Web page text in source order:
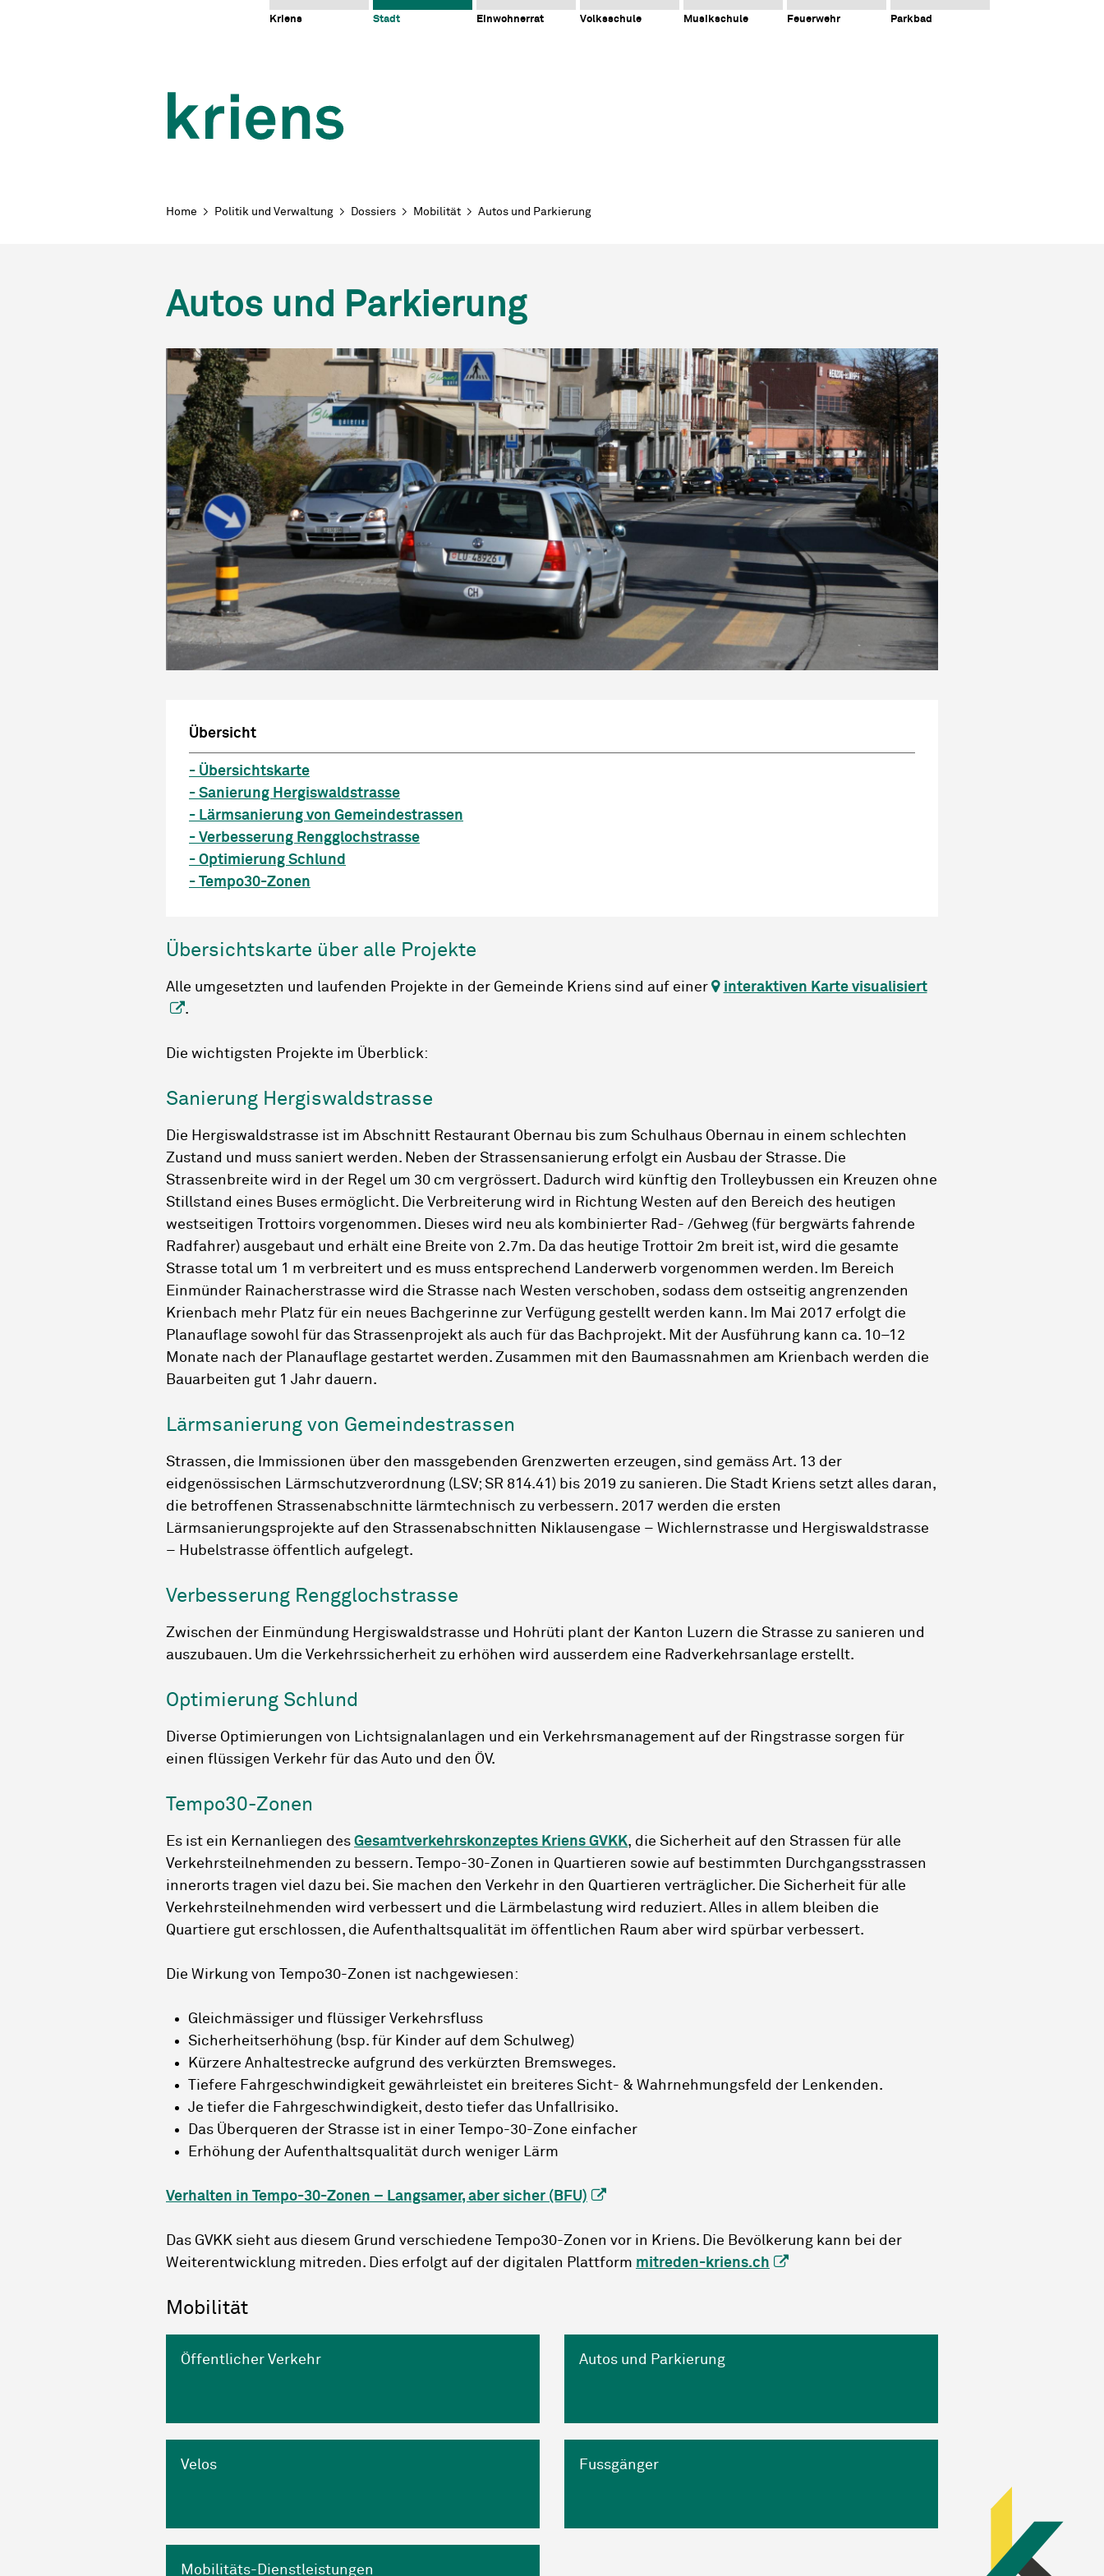
Navigieren in Kriens
Kriens Stadt Einwohnerrat Volksschule Musikschule Feuerwehr Parkbad
Breadcrumb
Home Politik und Verwaltung Dossiers Mobilität Autos und Parkierung
Autos und Parkierung
Übersicht
- Übersichtskarte
- Sanierung Hergiswaldstrasse
- Lärmsanierung von Gemeindestrassen
- Verbesserung Rengglochstrasse
- Optimierung Schlund
- Tempo30-Zonen
Übersichtskarte über alle Projekte
Alle umgesetzten und laufenden Projekte in der Gemeinde Kriens sind auf einer
interaktiven Karte visualisiert
.
Die wichtigsten Projekte im Überblick:
Sanierung Hergiswaldstrasse
Die Hergiswaldstrasse ist im Abschnitt Restaurant Obernau bis zum Schulhaus Obernau in einem schlechten
Zustand und muss saniert werden. Neben der Strassensanierung erfolgt ein Ausbau der Strasse. Die
Strassenbreite wird in der Regel um 30 cm vergrössert. Dadurch wird künftig den Trolleybussen ein Kreuzen ohne
Stillstand eines Buses ermöglicht. Die Verbreiterung wird in Richtung Westen auf den Bereich des heutigen
westseitigen Trottoirs vorgenommen. Dieses wird neu als kombinierter Rad- /Gehweg (für bergwärts fahrende
Radfahrer) ausgebaut und erhält eine Breite von 2.7m. Da das heutige Trottoir 2m breit ist, wird die gesamte
Strasse total um 1 m verbreitert und es muss entsprechend Landerwerb vorgenommen werden. Im Bereich
Einmünder Rainacherstrasse wird die Strasse nach Westen verschoben, sodass dem ostseitig angrenzenden
Krienbach mehr Platz für ein neues Bachgerinne zur Verfügung gestellt werden kann. Im Mai 2017 erfolgt die
Planauflage sowohl für das Strassenprojekt als auch für das Bachprojekt. Mit der Ausführung kann ca. 10–12
Monate nach der Planauflage gestartet werden. Zusammen mit den Baumassnahmen am Krienbach werden die
Bauarbeiten gut 1 Jahr dauern.
Lärmsanierung von Gemeindestrassen
Strassen, die Immissionen über den massgebenden Grenzwerten erzeugen, sind gemäss Art. 13 der
eidgenössischen Lärmschutzverordnung (LSV; SR 814.41) bis 2019 zu sanieren. Die Stadt Kriens setzt alles daran,
die betroffenen Strassenabschnitte lärmtechnisch zu verbessern. 2017 werden die ersten
Lärmsanierungsprojekte auf den Strassenabschnitten Niklausengase – Wichlernstrasse und Hergiswaldstrasse
– Hubelstrasse öffentlich aufgelegt.
Verbesserung Rengglochstrasse
Zwischen der Einmündung Hergiswaldstrasse und Hohrüti plant der Kanton Luzern die Strasse zu sanieren und
auszubauen. Um die Verkehrssicherheit zu erhöhen wird ausserdem eine Radverkehrsanlage erstellt.
Optimierung Schlund
Diverse Optimierungen von Lichtsignalanlagen und ein Verkehrsmanagement auf der Ringstrasse sorgen für
einen flüssigen Verkehr für das Auto und den ÖV.
Tempo30-Zonen
Es ist ein Kernanliegen des Gesamtverkehrskonzeptes Kriens GVKK, die Sicherheit auf den Strassen für alle
Verkehrsteilnehmenden zu bessern. Tempo-30-Zonen in Quartieren sowie auf bestimmten Durchgangsstrassen
innerorts tragen viel dazu bei. Sie machen den Verkehr in den Quartieren verträglicher. Die Sicherheit für alle
Verkehrsteilnehmenden wird verbessert und die Lärmbelastung wird reduziert. Alles in allem bleiben die
Quartiere gut erschlossen, die Aufenthaltsqualität im öffentlichen Raum aber wird spürbar verbessert.
Die Wirkung von Tempo30-Zonen ist nachgewiesen:
Gleichmässiger und flüssiger Verkehrsfluss
Sicherheitserhöhung (bsp. für Kinder auf dem Schulweg)
Kürzere Anhaltestrecke aufgrund des verkürzten Bremsweges.
Tiefere Fahrgeschwindigkeit gewährleistet ein breiteres Sicht- & Wahrnehmungsfeld der Lenkenden.
Je tiefer die Fahrgeschwindigkeit, desto tiefer das Unfallrisiko.
Das Überqueren der Strasse ist in einer Tempo-30-Zone einfacher
Erhöhung der Aufenthaltsqualität durch weniger Lärm
Verhalten in Tempo-30-Zonen – Langsamer, aber sicher (BFU)
Das GVKK sieht aus diesem Grund verschiedene Tempo30-Zonen vor in Kriens. Die Bevölkerung kann bei der
Weiterentwicklung mitreden. Dies erfolgt auf der digitalen Plattform mitreden-kriens.ch
Mobilität
Öffentlicher Verkehr Autos und Parkierung
Velos Fussgänger
Mobilitäts-Dienstleistungen